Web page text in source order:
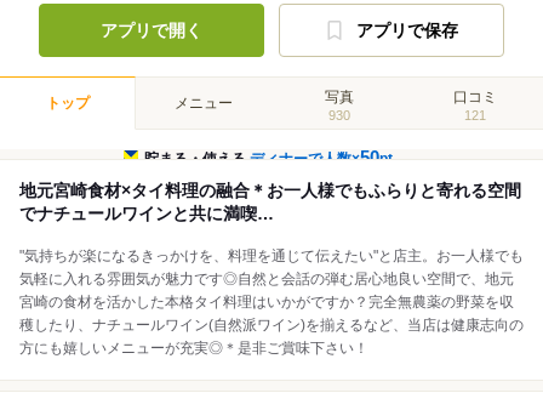
アプリで開く アプリで保存
トップ メニュー 写真
930
口コミ
121
貯まる・使えるディナーで人数×50pt
地元宮崎食材×タイ料理の融合＊お一人様でもふらりと寄れる空間
でナチュールワインと共に満喫…
"気持ちが楽になるきっかけを、料理を通じて伝えたい"と店主。お一人様でも
気軽に入れる雰囲気が魅力です◎自然と会話の弾む居心地良い空間で、地元
宮崎の食材を活かした本格タイ料理はいかがですか？完全無農薬の野菜を収
穫したり、ナチュールワイン(自然派ワイン)を揃えるなど、当店は健康志向の
方にも嬉しいメニューが充実◎＊是非ご賞味下さい！